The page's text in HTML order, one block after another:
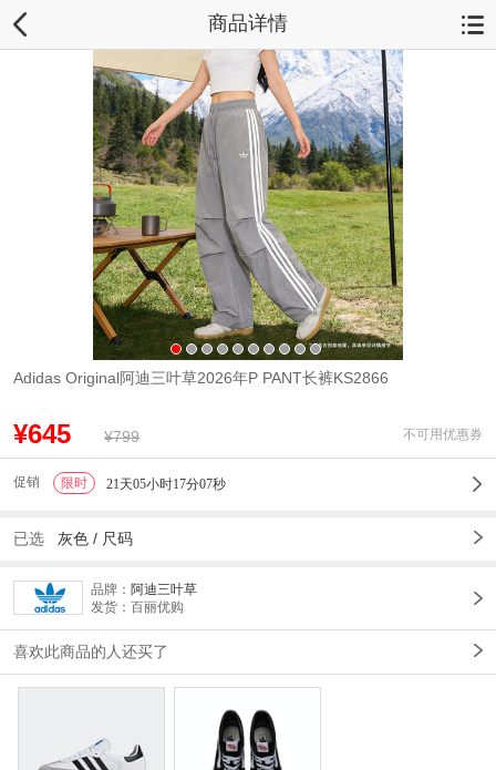
商品详情
Adidas Original阿迪三叶草2026年P PANT长裤KS2866
¥645 ¥799 不可用优惠券
促销 限时 21天05小时17分06秒
已选 灰色 / 尺码
品牌： 阿迪三叶草
发货：百丽优购
喜欢此商品的人还买了